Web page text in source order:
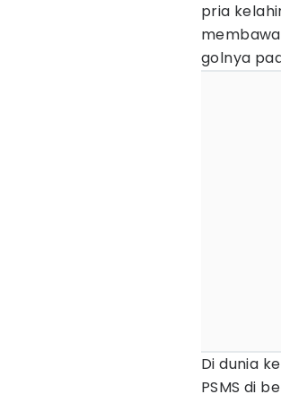
pria
golnya
Di dunia
PSMS di